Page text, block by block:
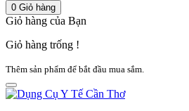
0 Giỏ hàng
Giỏ hàng của Bạn
Giỏ hàng trống !
Thêm sản phẩm để bắt đầu mua sắm.